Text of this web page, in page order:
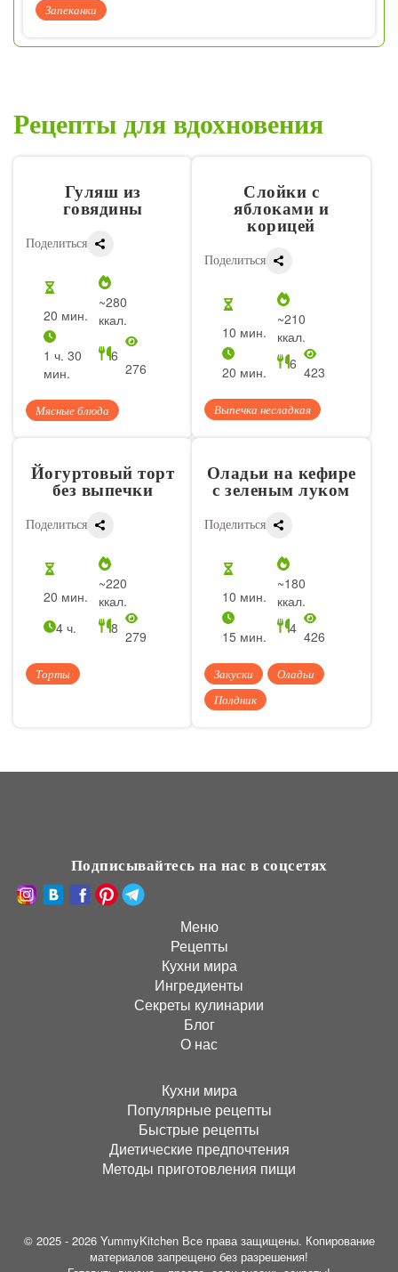
Запеканки
Рецепты для вдохновения
Гуляш из
говядины
Поделиться
20 мин.
~280
ккал.
1 ч. 30
мин.
6
276
Мясные блюда
Слойки с
яблоками и
корицей
Поделиться
10 мин.
~210
ккал.
20 мин.
6 423
Выпечка несладкая
Йогуртовый торт
без выпечки
Поделиться
20 мин.
~220
ккал.
4 ч.
8 279
Торты
Оладьи на кефире
с зеленым луком
Поделиться
10 мин.
~180
ккал.
15 мин.
4 426
Закуски
Оладьи
Полдник
Подписывайтесь на нас в соцсетях
Меню
Рецепты
Кухни мира
Ингредиенты
Секреты кулинарии
Блог
О нас
Кухни мира
Популярные рецепты
Быстрые рецепты
Диетические предпочтения
Методы приготовления пищи
© 2025 - 2026 YummyKitchen Все права защищены. Копирование
материалов запрещено без разрешения!